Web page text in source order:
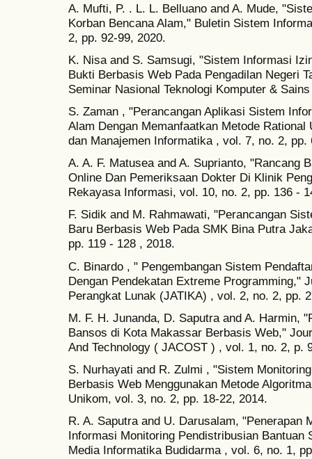
A. Mufti, P. . L. L. Belluano and A. Mude,
Korban Bencana Alam," Buletin Sistem
2, pp. 92-99, 2020.
K. Nisa and S. Samsugi, "Sistem Informasi
Bukti Berbasis Web Pada Pengadilan Negeri
Seminar Nasional Teknologi Komputer &
S. Zaman , "Perancangan Aplikasi Sistem
Alam Dengan Memanfaatkan Metode
dan Manajemen Informatika , vol. 7, no. 2, pp.
A. A. F. Matusea and A. Suprianto, "Rancang
Online Dan Pemeriksaan Dokter Di Klinik
Rekayasa Informasi, vol. 10, no. 2, pp. 136 -
F. Sidik and M. Rahmawati, "Perancangan
Baru Berbasis Web Pada SMK Bina Putra
pp. 119 - 128 , 2018.
C. Binardo , " Pengembangan Sistem
Dengan Pendekatan Extreme Programming,"
Perangkat Lunak (JATIKA) , vol. 2, no. 2, pp.
M. F. H. Junanda, D. Saputra and A. Harmin,
Bansos di Kota Makassar Berbasis Web,"
And Technology ( JACOST ) , vol. 1, no. 2, p.
S. Nurhayati and R. Zulmi , "Sistem
Berbasis Web Menggunakan Metode
Unikom, vol. 3, no. 2, pp. 18-22, 2014.
R. A. Saputra and U. Darusalam, "Penerapan
Informasi Monitoring Pendistribusian Bantuan
Media Informatika Budidarma , vol. 6, no. 1,